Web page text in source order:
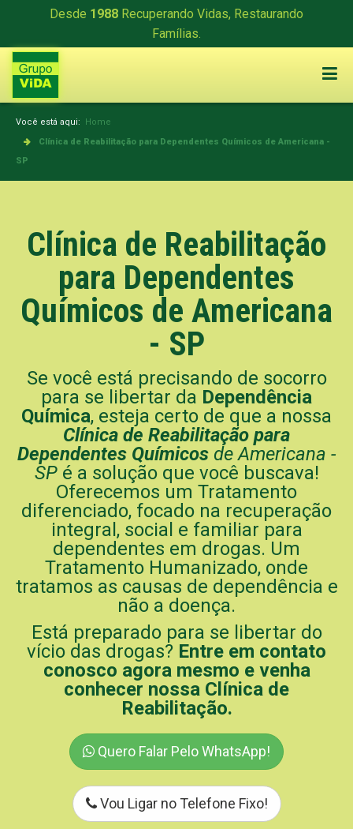
Desde 1988 Recuperando Vidas, Restaurando
Famílias.
Você está aqui: Home
Clínica de Reabilitação para Dependentes Químicos de Americana -
SP
Clínica de Reabilitação
para Dependentes
Químicos de Americana
- SP
Se você está precisando de socorro
para se libertar da Dependência
Química, esteja certo de que a nossa
Clínica de Reabilitação para
Dependentes Químicos de Americana -
SPé a solução que você buscava!
Oferecemos um Tratamento
diferenciado, focado na recuperação
integral, social e familiar para
dependentes em drogas. Um
Tratamento Humanizado, onde
tratamos as causas de dependência e
não a doença.
Está preparado para se libertar do
vício das drogas? Entre em contato
conosco agora mesmo e venha
conhecer nossa Clínica de
Reabilitação.
Quero Falar Pelo WhatsApp!
Vou Ligar no Telefone Fixo!